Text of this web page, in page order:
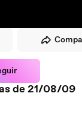
de 21/08/09